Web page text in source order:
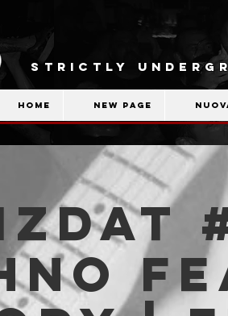
STRICTLY
Home New Page